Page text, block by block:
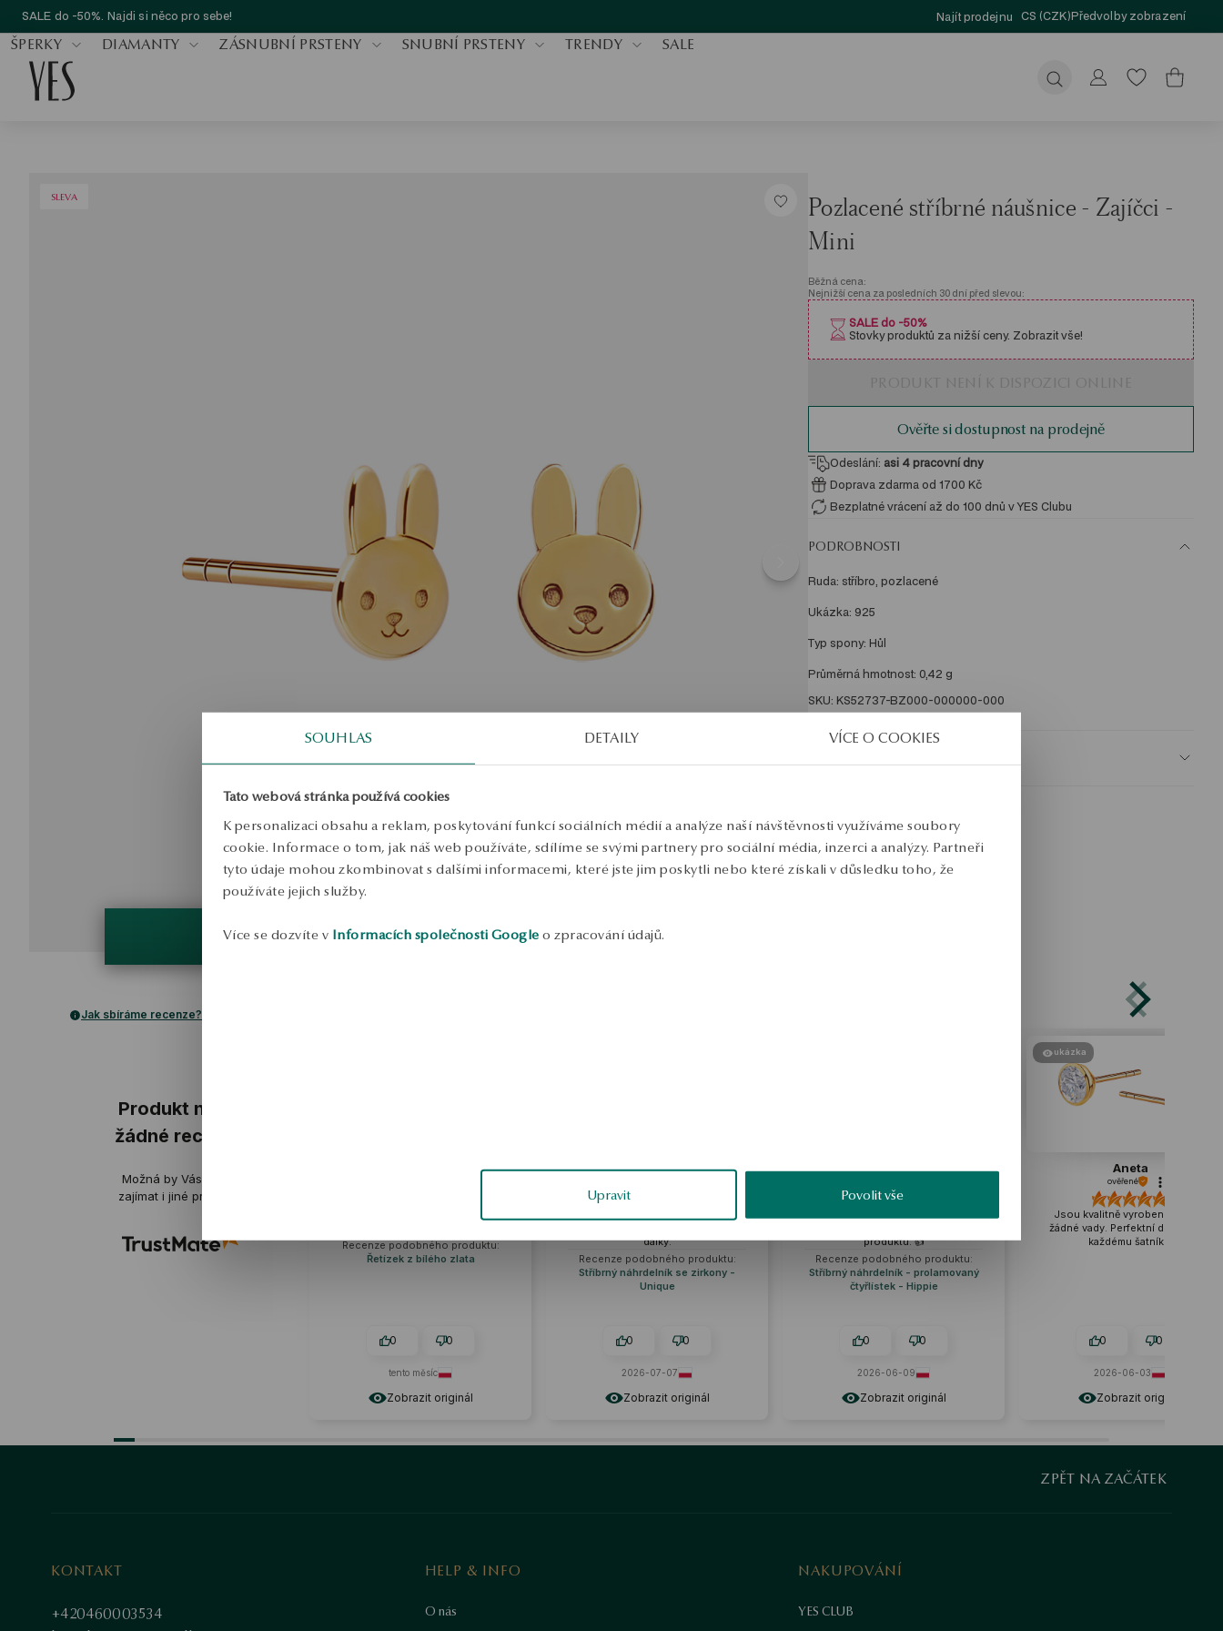
SOUHLAS DETAILY VÍCE O COOKIES
Tato webová stránka používá cookies
K personalizaci obsahu a reklam, poskytování funkcí sociálních médií a analýze naší návštěvnosti využíváme soubory
cookie. Informace o tom, jak náš web používáte, sdílíme se svými partnery pro sociální média, inzerci a analýzy. Partneři
tyto údaje mohou zkombinovat s dalšími informacemi, které jste jim poskytli nebo které získali v důsledku toho, že
používáte jejich služby.
Více se dozvíte v Informacích společnosti Google o zpracování údajů.
Upravit Povolit vše
SALE do -50%. Najdi si něco pro sebe! Najít prodejnu CS (CZK)Předvolby zobrazení
ŠPERKY DIAMANTY ZÁSNUBNÍ PRSTENY SNUBNÍ PRSTENY TRENDY SALE
Odeslat
SLEVA
Pozlacené stříbrné náušnice - Zajíčci -
Mini
Běžná cena:
Nejnižší cena za posledních 30 dní před slevou:
SALE do -50%
Stovky produktů za nižší ceny. Zobrazit vše!
Ověřte si dostupnost na prodejně
Odeslání: asi 4 pracovní dny
Doprava zdarma od 1700 Kč
Bezplatné vrácení až do 100 dnů v YES Clubu
PODROBNOSTI
Ruda: stříbro, pozlacené
Ukázka: 925
Typ spony: Hůl
SKU: KS52737-BZ000-000000-000
Jak sbíráme recenze?
Produkt nemá
žádné recenze
Možná by Vás mohly
zajímat i jiné produkty
Zobrazit originál
Produkt, jak je popsán – velmi
Recenze podobného produktu:
Řetízek z bílého zlata
0 0
tento měsíc
Zobrazit originál
Izabela
dálky.
Recenze podobného produktu:
Stříbrný náhrdelník se zirkony -
Unique
0 0
2026-07-07
Zobrazit originál
Kinga
produktu. 👍️
Recenze podobného produktu:
Stříbrný náhrdelník - prolamovaný
čtyřlístek - Hippie
0 0
2026-06-09
Zobrazit originál
ukázka
Aneta
ověřené
Jsou kvalitně vyrobené, nemají
žádné vady. Perfektní doplněk ke
každému šatníku.
0 0
2026-06-03
ZPĚT NA ZAČÁTEK
KONTAKT
+420460003534
HELP & INFO
O nás
NAKUPOVÁNÍ
YES CLUB